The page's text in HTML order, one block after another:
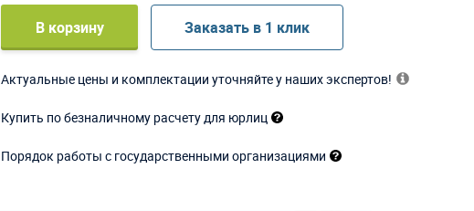
В корзину Заказать в 1 клик
Актуальные цены и комплектации уточняйте у наших экспертов!
Купить по безналичному расчету для юрлиц
Порядок работы с государственными организациями